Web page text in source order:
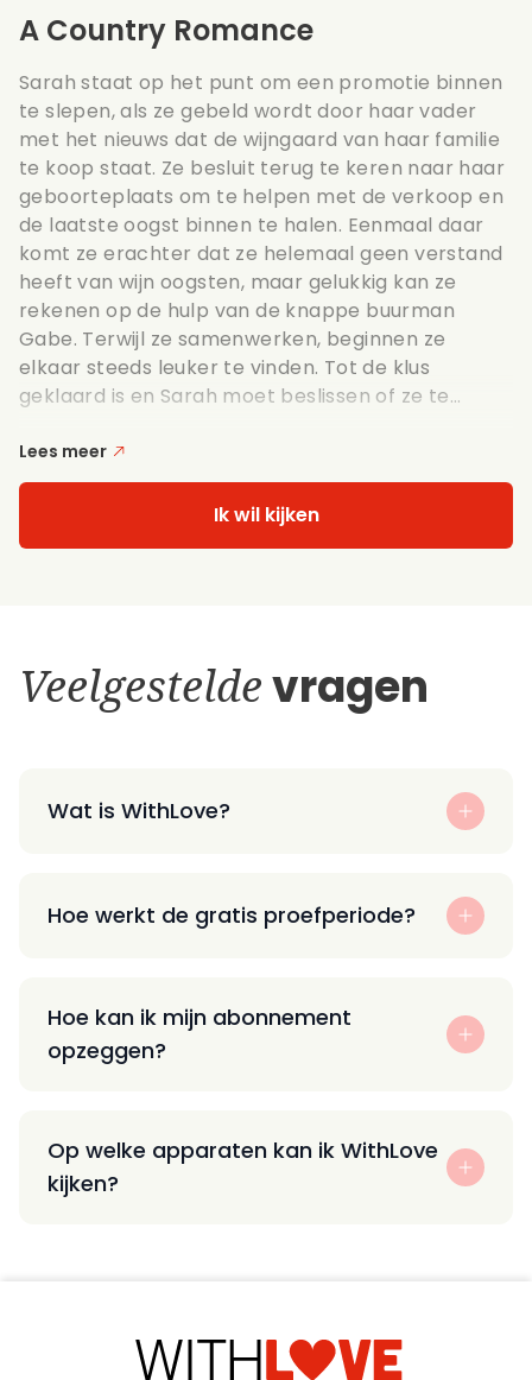
A Country Romance
Sarah staat op het punt om een promotie binnen
te slepen, als ze gebeld wordt door haar vader
met het nieuws dat de wijngaard van haar familie
te koop staat. Ze besluit terug te keren naar haar
geboorteplaats om te helpen met de verkoop en
de laatste oogst binnen te halen. Eenmaal daar
komt ze erachter dat ze helemaal geen verstand
heeft van wijn oogsten, maar gelukkig kan ze
rekenen op de hulp van de knappe buurman
Gabe. Terwijl ze samenwerken, beginnen ze
elkaar steeds leuker te vinden. Tot de klus
geklaard is en Sarah moet beslissen of ze te...
Lees meer
Ik wil kijken
Veelgesteldevragen
Wat is WithLove?
Hoe werkt de gratis proefperiode?
Hoe kan ik mijn abonnement
opzeggen?
Op welke apparaten kan ik WithLove
kijken?